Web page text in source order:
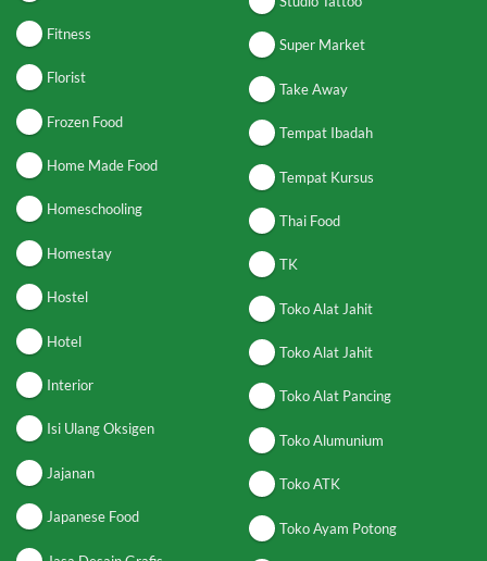
Fitness
Florist
Frozen Food
Home Made Food
Homeschooling
Homestay
Hostel
Hotel
Interior
Isi Ulang Oksigen
Jajanan
Japanese Food
Super Market
Take Away
Tempat Ibadah
Tempat Kursus
Thai Food
TK
Toko Alat Jahit
Toko Alat Jahit
Toko Alat Pancing
Toko Alumunium
Toko ATK
Toko Ayam Potong